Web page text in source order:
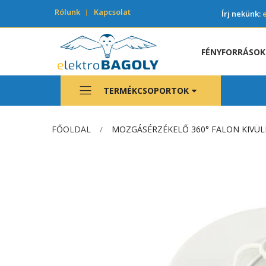
Rólunk Kapcsolat Írj nekünk:
FÉNYFORRÁSOK
TERMÉKCSOPORTOK
FŐOLDAL MOZGÁSÉRZÉKELŐ 360° FALON